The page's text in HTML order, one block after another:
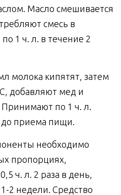
Масло смешивается
смесь в
1 ч. л. в течение 2
молока кипятят, затем
добавляют мед и
по 1 ч. л.
приема пищи.
необходимо
пропорциях,
ч. л. 2 раза в день,
2 недели. Средство